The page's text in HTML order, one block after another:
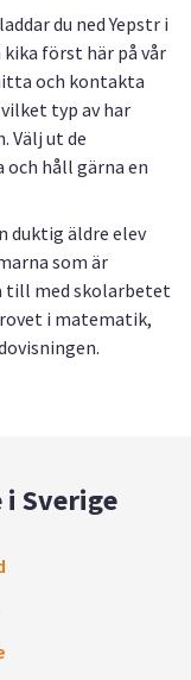
du ned Yepstr i
först här på vår
och kontakta
typ av har
Välj ut de
håll gärna en
duktig äldre elev
som är
till med skolarbetet
i matematik,
Sverige